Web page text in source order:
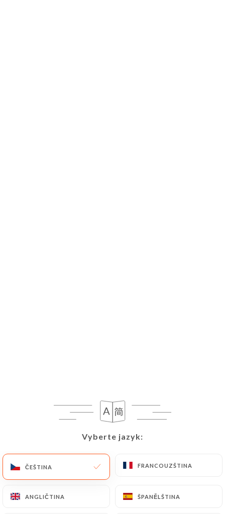
Vyberte jazyk:
ČEŠTINA FRANCOUZŠTINA
ANGLIČTINA ŠPANĚLŠTINA
Vyberte jazyk:
ČEŠTINA FRANCOUZŠTINA
ANGLIČTINA ŠPANĚLŠTINA